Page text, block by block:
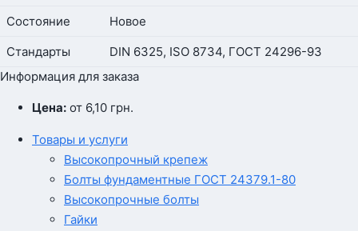
Состояние
Новое
Стандарты
DIN 6325, ISO 8734, ГОСТ 24296-93
Информация для заказа
Цена: от 6,10 грн.
Товары и услуги
Высокопрочный крепеж
Болты фундаментные ГОСТ 24379.1-80
Высокопрочные болты
Гайки